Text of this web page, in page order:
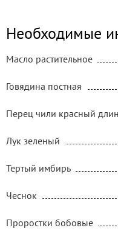
Необходимые
Масло растительное
Говядина постная
Перец чили красный
Лук зеленый
Тертый имбирь
Чеснок
Проростки бобовые